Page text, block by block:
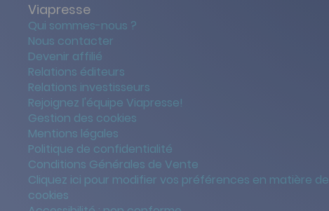
Viapresse
Qui sommes-nous ?
Nous contacter
Devenir affilié
Relations éditeurs
Relations investisseurs
Rejoignez l'équipe Viapresse!
Gestion des cookies
Mentions légales
Politique de confidentialité
Conditions Générales de Vente
Cliquez ici pour modifier vos préférences en matière de
cookies